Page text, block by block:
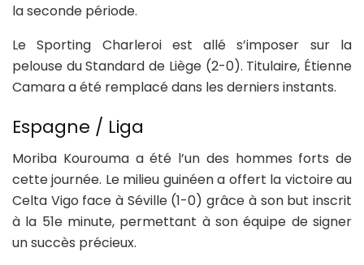
la seconde période.
Le Sporting Charleroi est allé s’imposer sur la
pelouse du Standard de Liège (2-0). Titulaire, Étienne
Camara a été remplacé dans les derniers instants.
Espagne / Liga
Moriba Kourouma a été l’un des hommes forts de
cette journée. Le milieu guinéen a offert la victoire au
Celta Vigo face à Séville (1-0) grâce à son but inscrit
à la 51e minute, permettant à son équipe de signer
un succès précieux.